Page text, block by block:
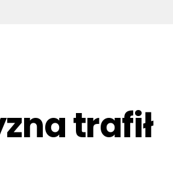
trafił